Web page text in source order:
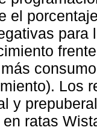
el
para
Los
y
ratas